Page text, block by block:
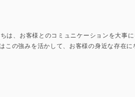
、お客様とのコミュニケーションを大事に
の強みを活かして、お客様の身近な存在